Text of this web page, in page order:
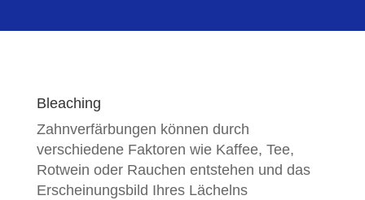
Bleaching
Zahnverfärbungen können durch
verschiedene Faktoren wie Kaffee, Tee,
Rotwein oder Rauchen entstehen und das
Erscheinungsbild Ihres Lächelns